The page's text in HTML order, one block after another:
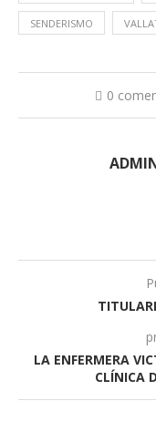
SENDERISMO
0
LA ENFERMERA
CLÍNICA